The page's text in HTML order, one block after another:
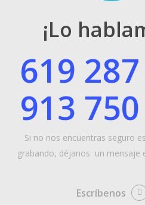
¡Lo
619
913
Si no nos encuentras seguro
grabando, déjanos un mensaje
Escríbenos